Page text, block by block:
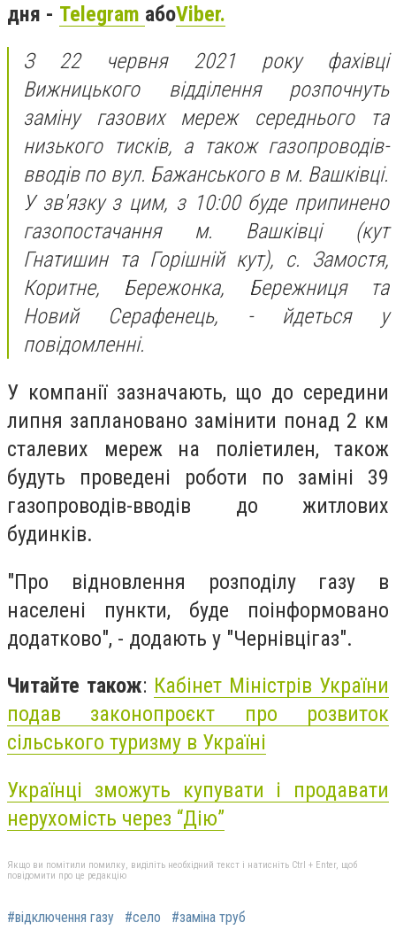
дня - Telegram абоViber.
З 22 червня 2021 року фахівці
Вижницького відділення розпочнуть
заміну газових мереж середнього та
низького тисків, а також газопроводів-
вводів по вул. Бажанського в м. Вашківці.
У зв'язку з цим, з 10:00 буде припинено
газопостачання м. Вашківці (кут
Гнатишин та Горішній кут), с. Замостя,
Коритне, Бережонка, Бережниця та
Новий Серафенець, - йдеться у
повідомленні.
У компанії зазначають, що до середини
липня заплановано замінити понад 2 км
сталевих мереж на поліетилен, також
будуть проведені роботи по заміні 39
газопроводів-вводів до житлових
будинків.
"Про відновлення розподілу газу в
населені пункти, буде поінформовано
додатково", - додають у "Чернівцігаз".
Читайте також: Кабінет Міністрів України
подав законопроєкт про розвиток
сільського туризму в Україні
Українці зможуть купувати і продавати
нерухомість через “Дію”
Якщо ви помітили помилку, виділіть необхідний текст і натисніть Ctrl + Enter, щоб
повідомити про це редакцію
#відключення газу #село #заміна труб